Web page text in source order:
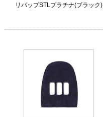
リパップSTLプラチナ(ブラック)